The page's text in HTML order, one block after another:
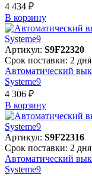
4 434 ₽
В корзинy
Артикул: S9F22320
Срок поставки: 2 дня
Автоматический
Systeme9
4 306 ₽
В корзинy
Артикул: S9F22316
Срок поставки: 2 дня
Автоматический
Systeme9